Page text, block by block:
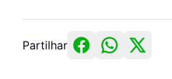
Partilhar